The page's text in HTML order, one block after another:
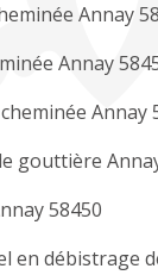
Annay
Annay
Annay
gouttière
58450
en débistrage